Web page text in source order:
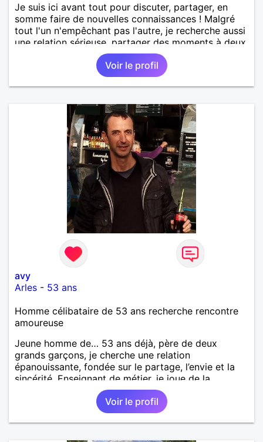
Je suis ici avant tout pour discuter, partager, en
somme faire de nouvelles connaissances ! Malgré
tout l'un n'empêchant pas l'autre, je recherche aussi
une relation sérieuse, partager des moments à deux,
faire un bout de chemin ensemble et simplement
voir ou cela nous conduit.Voir le profil
avy
Arles - 53 ans
Homme célibataire de 53 ans recherche rencontre
amoureuse
Jeune homme de… 53 ans déjà, père de deux
grands garçons, je cherche une relation
épanouissante, fondée sur le partage, l’envie et la
sincérité. Enseignant de métier, je joue de la
musique (dans des groupes), et, dans le désordre,
j’aime : – rire et bien manger (avec des invités tout
comme en tête-à-tête) – le volley, les sports de
raquette - la plage et le soleil – Bob Dylan,
Voir le profil